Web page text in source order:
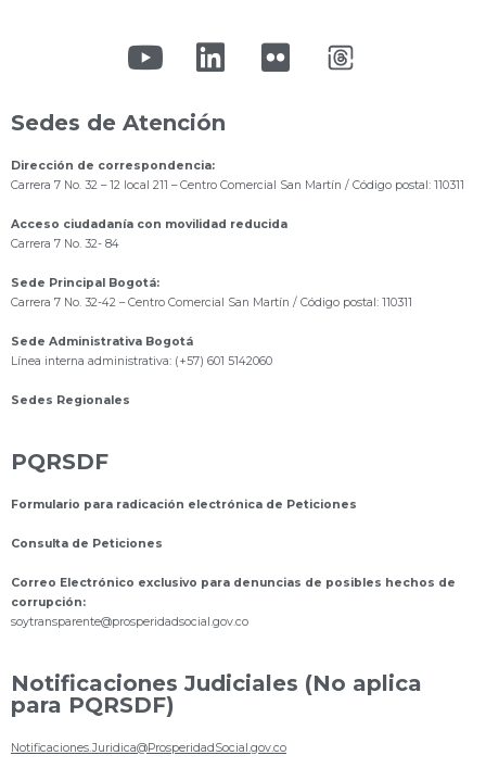
Sedes de Atención
Dirección de correspondencia:
Carrera 7 No. 32 – 12 local 211 – Centro Comercial San Martín / Código postal: 110311
Acceso ciudadanía con movilidad reducida
Carrera 7 No. 32- 84
Sede Principal Bogotá:
Carrera 7 No. 32-42 – Centro Comercial San Martín / Código postal: 110311
Sede Administrativa Bogotá
Línea interna administrativa: (+57) 601 5142060
Sedes Regionales
PQRSDF
Formulario para radicación electrónica de Peticiones
Consulta de Peticiones
Correo Electrónico exclusivo para denuncias de posibles hechos de
corrupción:
soytransparente@prosperidadsocial.gov.co
Notificaciones Judiciales (No aplica
para PQRSDF)
Notificaciones.Juridica@ProsperidadSocial.gov.co